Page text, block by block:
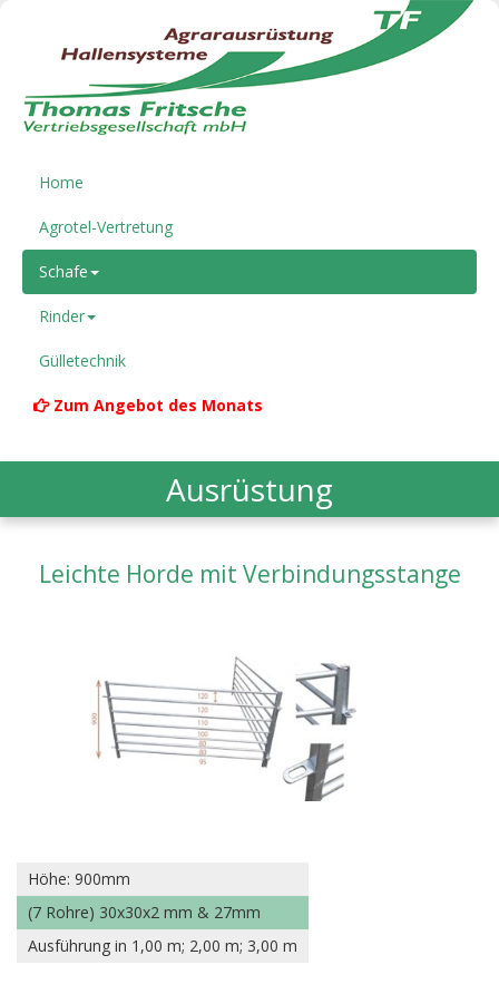
Home
Agrotel-Vertretung
Schafe
Rinder
Gülletechnik
Zum Angebot des Monats
Ausrüstung
Leichte Horde mit Verbindungsstange
Höhe: 900mm
(7 Rohre) 30x30x2 mm & 27mm
Ausführung in 1,00 m; 2,00 m; 3,00 m